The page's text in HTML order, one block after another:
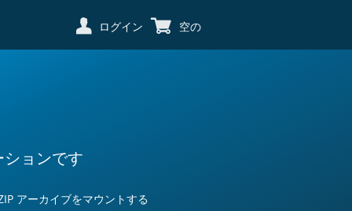
空の
ログイン
ョンです
アーカイブをマウントする